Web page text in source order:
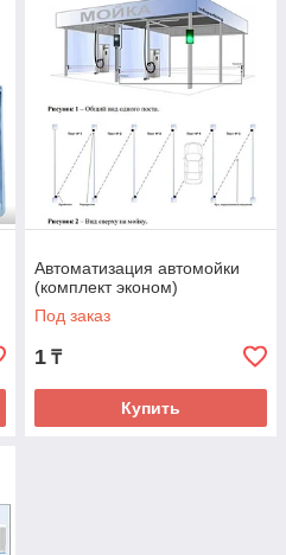
Автоматизация автомойки
(комплект эконом)
Под заказ
1 ₸
Купить